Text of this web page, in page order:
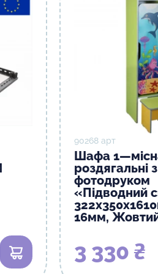
В кошик
90268 арт
Шафа
роздягальні
фотодруком
«Підводний
16мм,
3 330 ₴